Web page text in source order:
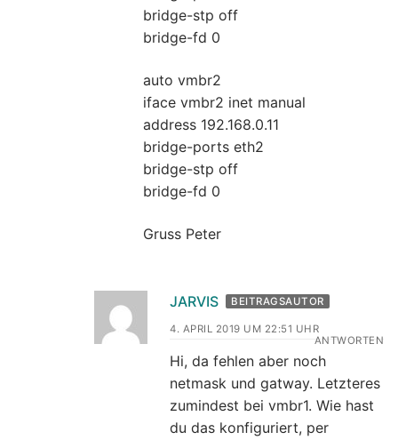
bridge-stp off
bridge-fd 0
auto vmbr2
iface vmbr2 inet manual
address 192.168.0.11
bridge-ports eth2
bridge-stp off
bridge-fd 0
Gruss Peter
JARVIS BEITRAGSAUTOR
4. APRIL 2019 UM 22:51 UHR
ANTWORTEN
Hi, da fehlen aber noch
netmask und gatway. Letzteres
zumindest bei vmbr1. Wie hast
du das konfiguriert, per